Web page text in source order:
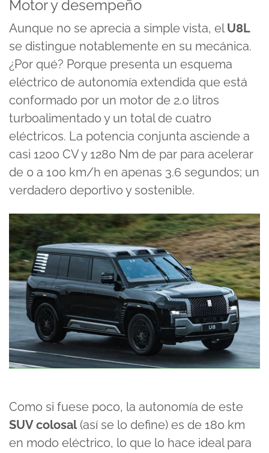
Motor y desempeño
Aunque no se aprecia a simple vista, elU8L
se distingue notablemente en su mecánica.
¿Por qué? Porque presenta un esquema
eléctrico de autonomía extendida que está
conformado por un motor de 2.0 litros
turboalimentado y un total de cuatro
eléctricos. La potencia conjunta asciende a
casi 1200 CV y 1280 Nm de par para acelerar
de 0 a 100 km/h en apenas 3.6 segundos; un
verdadero deportivo y sostenible.
Como si fuese poco, la autonomía de este
SUV colosal(así se lo define) es de 180 km
en modo eléctrico, lo que lo hace ideal para